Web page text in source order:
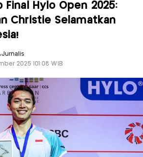
Final Hylo Open 2025:
Christie Selamatkan
,Jurnalis
2025 |01:08 WIB